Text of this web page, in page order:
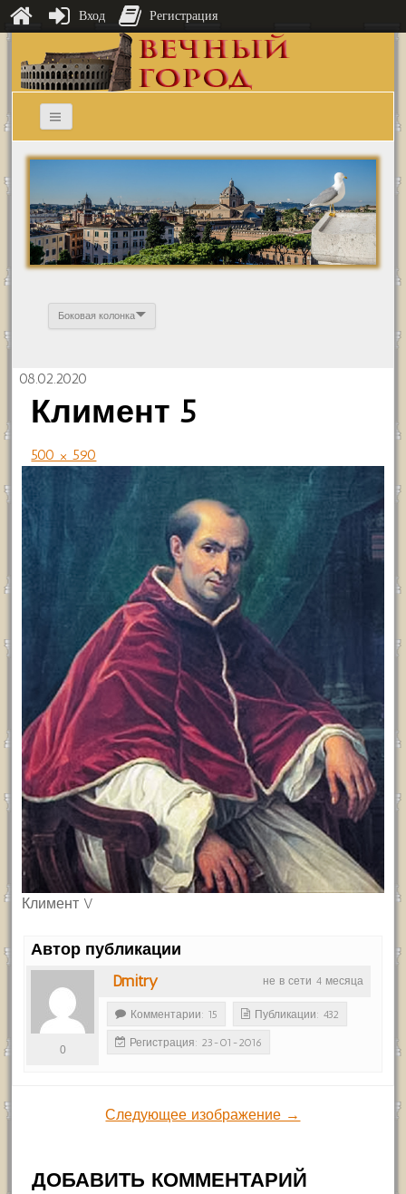
Боковая колонка
08.02.2020
Климент 5
500 × 590
Климент V
Автор публикации
не в сети 4 месяца
Dmitry
0
Комментарии: 15 Публикации: 432
Регистрация: 23-01-2016
Следующее изображение →
ДОБАВИТЬ КОММЕНТАРИЙ
Вход Регистрация